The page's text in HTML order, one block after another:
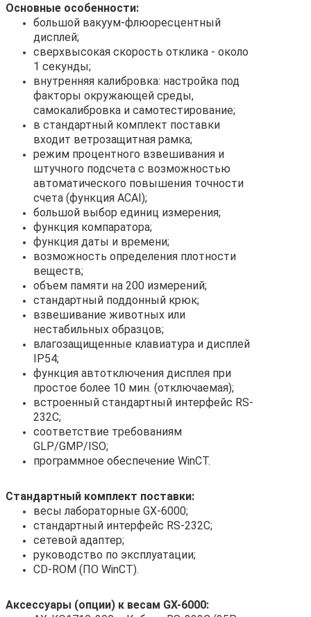
Основные особенности:
большой вакуум-флюоресцентный
дисплей;
сверхвысокая скорость отклика - около
1 секунды;
внутренняя калибровка: настройка под
факторы окружающей среды,
самокалибровка и самотестирование;
в стандартный комплект поставки
входит ветрозащитная рамка;
режим процентного взвешивания и
штучного подсчета с возможностью
автоматического повышения точности
счета (функция ACAI);
большой выбор единиц измерения;
функция компаратора;
функция даты и времени;
возможность определения плотности
веществ;
объем памяти на 200 измерений;
стандартный поддонный крюк;
взвешивание животных или
нестабильных образцов;
влагозащищенные клавиатура и дисплей
IP54;
функция автотключения дисплея при
простое более 10 мин. (отключаемая);
встроенный стандартный интерфейс RS-
232C;
соответствие требованиям
GLP/GMP/ISO;
программное обеспечение WinCT.
Стандартный комплект поставки:
весы лабораторные GX-6000;
стандартный интерфейс RS-232C;
сетевой адаптер;
руководство по эксплуатации;
CD-ROM (ПО WinCT).
Аксессуары (опции) к весам GX-6000: